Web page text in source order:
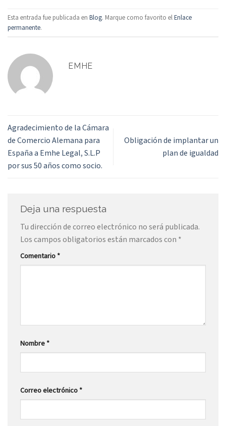
Esta entrada fue publicada en Blog. Marque como favorito elEnlace
permanente.
EMHE
Agradecimiento de la Cámara
de Comercio Alemana para
España a Emhe Legal, S.L.P
por sus 50 años como socio.
Obligación de implantar un
plan de igualdad
Deja una respuesta
Tu dirección de correo electrónico no será publicada.
Los campos obligatorios están marcados con *
Comentario*
Nombre*
Correo electrónico*